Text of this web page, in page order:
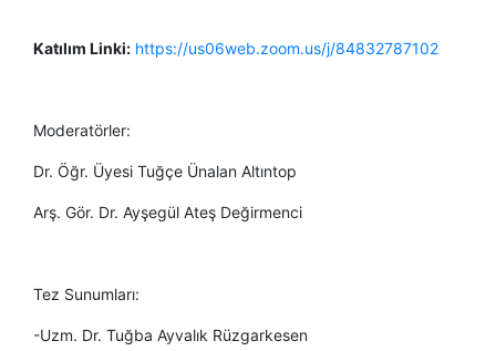
Katılım Linki: https://us06web.zoom.us/j/84832787102
Moderatörler:
Dr. Öğr. Üyesi Tuğçe Ünalan Altıntop
Arş. Gör. Dr. Ayşegül Ateş Değirmenci
Tez Sunumları:
-Uzm. Dr. Tuğba Ayvalık Rüzgarkesen